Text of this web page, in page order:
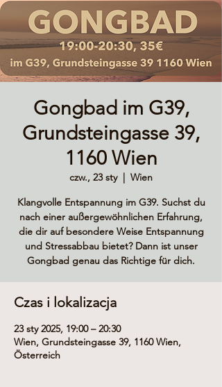
Gongbad im G39,
Grundsteingasse 39,
1160 Wien
czw., 23 sty
  |
Wien
Klangvolle Entspannung im G39. Suchst du
nach einer außergewöhnlichen Erfahrung,
die dir auf besondere Weise Entspannung
und Stressabbau bietet? Dann ist unser
Gongbad genau das Richtige für dich.
Czas i lokalizacja
23 sty 2025, 19:00 – 20:30
Wien, Grundsteingasse 39, 1160 Wien,
Österreich